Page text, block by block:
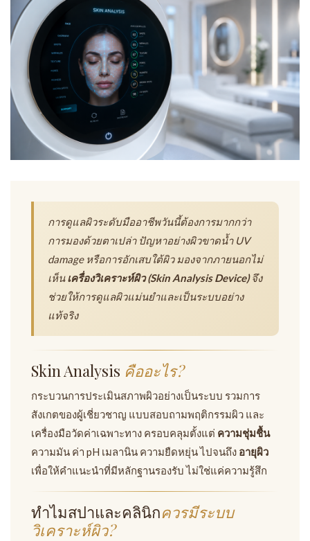
การดูแลผิวระดับมืออาชีพวันนี้ต้องการมากกว่า
การมองด้วยตาเปล่า ปัญหาอย่างผิวขาดน้ำ UV
damage หรือการอักเสบใต้ผิว มองจากภายนอกไม่
เห็นเครื่องวิเคราะห์ผิว (Skin Analysis Device)จึง
ช่วยให้การดูแลผิวแม่นยำและเป็นระบบอย่าง
แท้จริง
Skin Analysis คืออะไร?
กระบวนการประเมินสภาพผิวอย่างเป็นระบบ รวมการ
สังเกตของผู้เชี่ยวชาญ แบบสอบถามพฤติกรรมผิว และ
เครื่องมือวัดค่าเฉพาะทาง ครอบคลุมตั้งแต่ ความชุ่มชื้น
ความมัน ค่า pH เมลานิน ความยืดหยุ่น ไปจนถึง อายุผิว
เพื่อให้คำแนะนำที่มีหลักฐานรองรับ ไม่ใช่แค่ความรู้สึก
ทำไมสปาและคลินิกควรมีระบบ
วิเคราะห์ผิว?